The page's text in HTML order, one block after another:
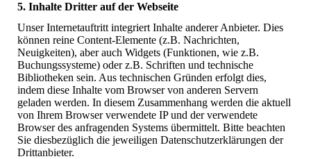
5. Inhalte Dritter auf der Webseite
Unser Internetauftritt integriert Inhalte anderer Anbieter. Dies
können reine Content-Elemente (z.B. Nachrichten,
Neuigkeiten), aber auch Widgets (Funktionen, wie z.B.
Buchungssysteme) oder z.B. Schriften und technische
Bibliotheken sein. Aus technischen Gründen erfolgt dies,
indem diese Inhalte vom Browser von anderen Servern
geladen werden. In diesem Zusammenhang werden die aktuell
von Ihrem Browser verwendete IP und der verwendete
Browser des anfragenden Systems übermittelt. Bitte beachten
Sie diesbezüglich die jeweiligen Datenschutzerklärungen der
Drittanbieter.